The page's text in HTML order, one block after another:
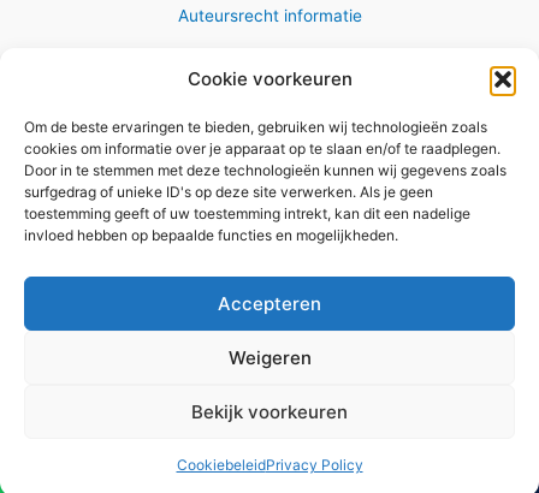
Cookie voorkeuren
Om de beste ervaringen te bieden, gebruiken wij technologieën zoals
cookies om informatie over je apparaat op te slaan en/of te raadplegen.
Door in te stemmen met deze technologieën kunnen wij gegevens zoals
surfgedrag of unieke ID's op deze site verwerken. Als je geen
toestemming geeft of uw toestemming intrekt, kan dit een nadelige
invloed hebben op bepaalde functies en mogelijkheden.
Accepteren
Weigeren
Bekijk voorkeuren
CookiebeleidPrivacy Policy
Auteursrecht informatie
Copyright © 2026 AlleWandelRoutes.nl
Vul hier je e-mail adres in om het
GRATIS wandelboekje te
ontvangen
Versturen